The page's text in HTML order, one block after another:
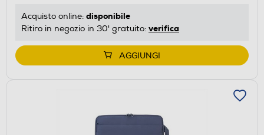
Acquisto online: disponibile
Ritiro in negozio in 30' gratuito: verifica
AGGIUNGI